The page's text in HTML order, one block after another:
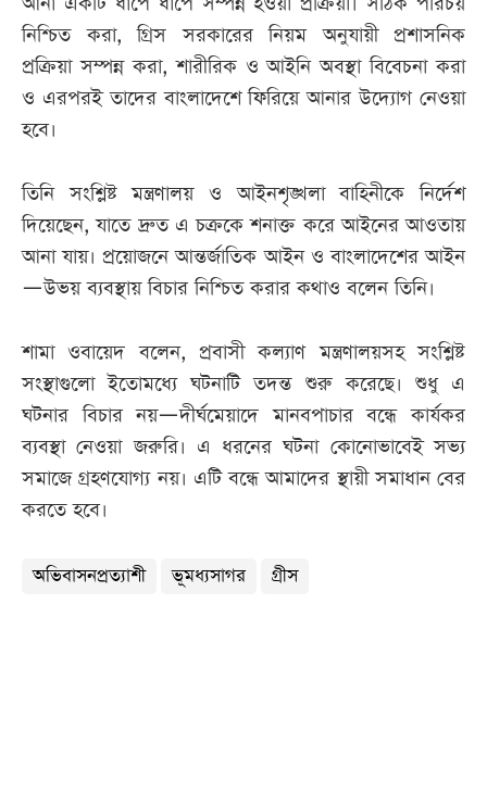
নিশ্চিত করা, গ্রিস সরকারের নিয়ম অনুযায়ী প্রশাসনিক
প্রক্রিয়া সম্পন্ন করা, শারীরিক ও আইনি অবস্থা বিবেচনা করা
ও এরপরই তাদের বাংলাদেশে ফিরিয়ে আনার উদ্যোগ নেওয়া
হবে।
তিনি সংশ্লিষ্ট মন্ত্রণালয় ও আইনশৃঙ্খলা বাহিনীকে নির্দেশ
দিয়েছেন, যাতে দ্রুত এ চক্রকে শনাক্ত করে আইনের আওতায়
আনা যায়। প্রয়োজনে আন্তর্জাতিক আইন ও বাংলাদেশের আইন
—উভয় ব্যবস্থায় বিচার নিশ্চিত করার কথাও বলেন তিনি।
শামা ওবা‌য়েদ বলেন, প্রবাসী কল্যাণ মন্ত্রণালয়সহ সংশ্লিষ্ট
সংস্থাগুলো ইতোমধ্যে ঘটনাটি তদন্ত শুরু করেছে। শুধু এ
ঘটনার বিচার নয়—দীর্ঘমেয়াদে মানবপাচার বন্ধে কার্যকর
ব্যবস্থা নেওয়া জরুরি। এ ধরনের ঘটনা কোনোভাবেই সভ্য
সমাজে গ্রহণযোগ্য নয়। এটি বন্ধে আমাদের স্থায়ী সমাধান বের
করতে হবে।
অভিবাসনপ্রত্যাশী ভূমধ্যসাগর গ্রীস